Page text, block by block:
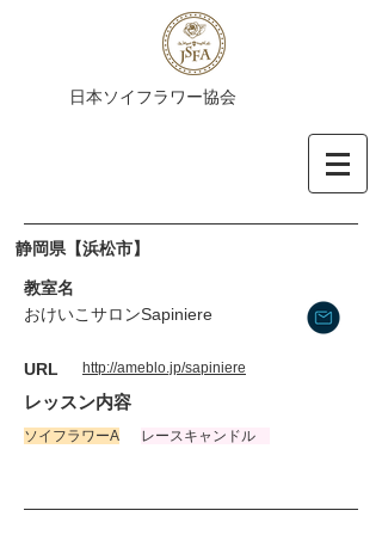
​日本ソイフラワー協会
静岡県【浜松市】
​教室名
おけいこサロンSapiniere
​URL http://ameblo.jp/sapiniere
​レッスン内容
​ソイフラワーA レースキャンドル